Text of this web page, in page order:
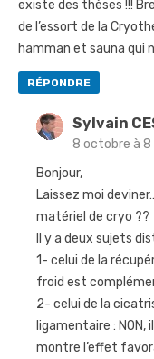
existe des thèses !!!
de l’essort de la
hamman et sauna qui
RÉPONDRE
Sylvain
8 octobre à 8
Bonjour,
Laissez moi
matériel de cryo ??
Il y a deux sujets
1- celui de la
froid est
2- celui de la
ligamentaire :
montre l’effet